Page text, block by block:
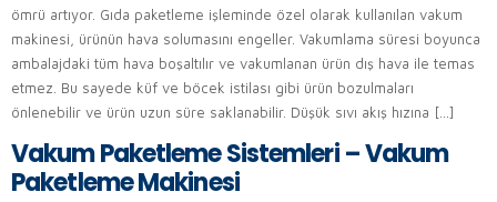
ömrü artıyor. Gıda paketleme işleminde özel olarak kullanılan vakum
makinesi, ürünün hava solumasını engeller. Vakumlama süresi boyunca
ambalajdaki tüm hava boşaltılır ve vakumlanan ürün dış hava ile temas
etmez. Bu sayede küf ve böcek istilası gibi ürün bozulmaları
önlenebilir ve ürün uzun süre saklanabilir. Düşük sıvı akış hızına […]
Vakum Paketleme Sistemleri – Vakum
Paketleme Makinesi